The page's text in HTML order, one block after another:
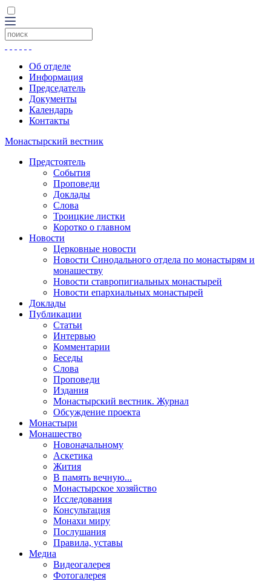
Об отделе
Информация
Председатель
Документы
Календарь
Контакты
Монастырский вестник
Предстоятель
События
Проповеди
Доклады
Слова
Троицкие листки
Коротко о главном
Новости
Церковные новости
Новости Синодального отдела по монастырям и
монашеству
Новости ставропигиальных монастырей
Новости епархиальных монастырей
Доклады
Публикации
Статьи
Интервью
Комментарии
Беседы
Слова
Проповеди
Издания
Монастырский вестник. Журнал
Обсуждение проекта
Монастыри
Монашество
Новоначальному
Аскетика
Жития
В память вечную...
Монастырское хозяйство
Исследования
Консультация
Монахи миру
Послушания
Правила, уставы
Медиа
Видеогалерея
Фотогалерея